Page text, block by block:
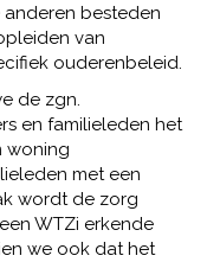
anderen besteden
van
ouderenbeleid.
de zgn.
en familieleden het
woning
met een
wordt de zorg
WTZi erkende
we ook dat het